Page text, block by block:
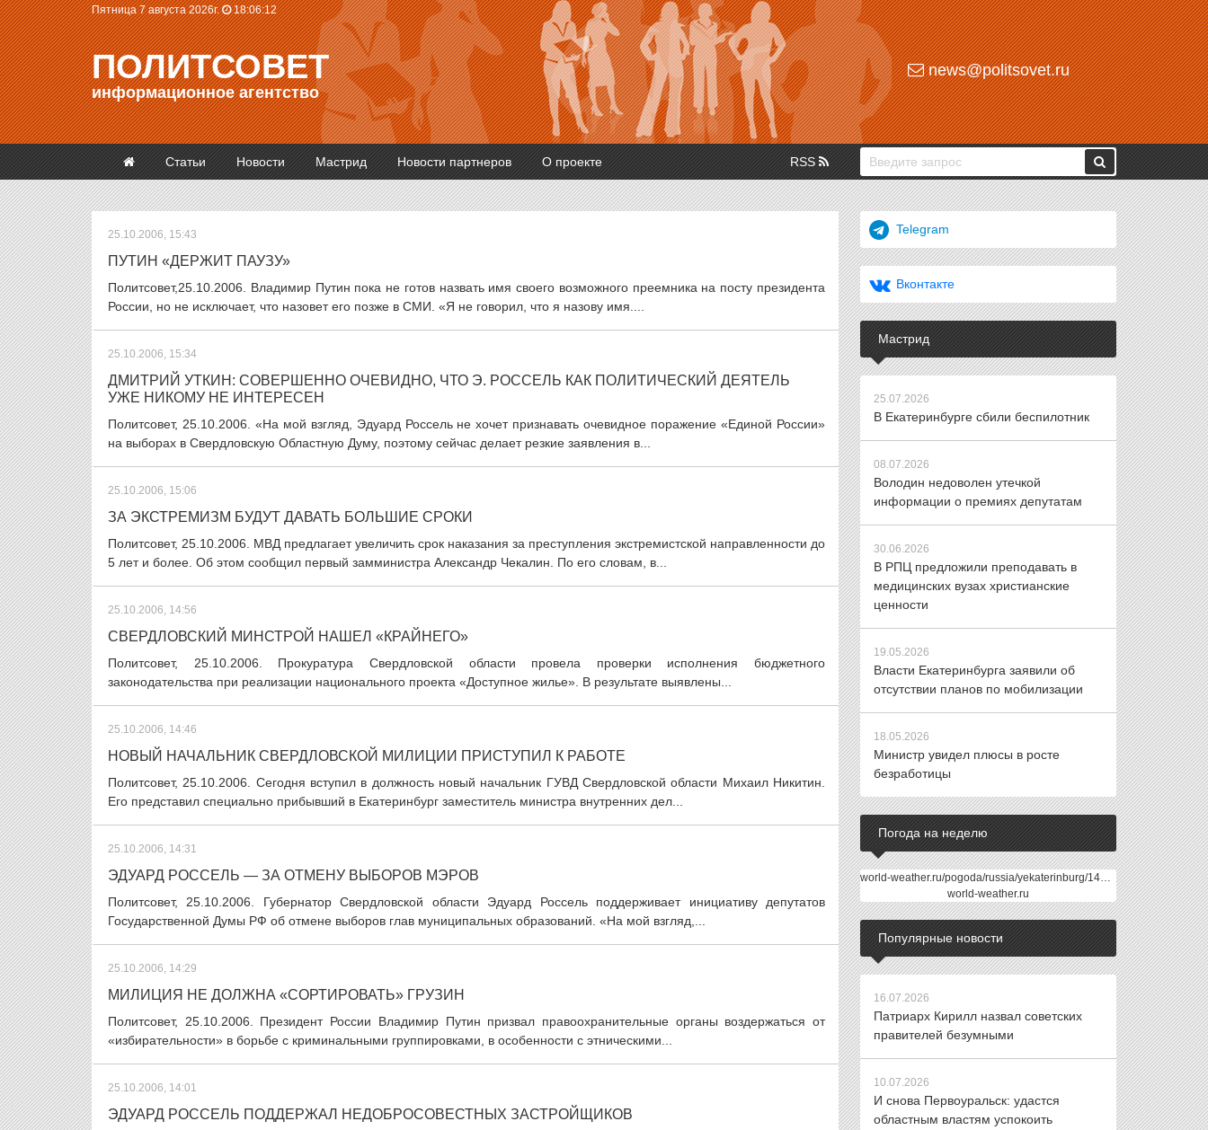
Пятница 7 августа 2026г. 18:06:13
ПОЛИТСОВЕТ
информационное агентство
news@politsovet.ru
Статьи Новости Мастрид Новости партнеров О проекте RSS
25.10.2006, 15:43
ПУТИН «ДЕРЖИТ ПАУЗУ»
Политсовет,25.10.2006. Владимир Путин пока не готов назвать имя своего возможного преемника на посту президента
России, но не исключает, что назовет его позже в СМИ. «Я не говорил, что я назову имя....
25.10.2006, 15:34
ДМИТРИЙ УТКИН: СОВЕРШЕННО ОЧЕВИДНО, ЧТО Э. РОССЕЛЬ КАК ПОЛИТИЧЕСКИЙ ДЕЯТЕЛЬ
УЖЕ НИКОМУ НЕ ИНТЕРЕСЕН
Политсовет, 25.10.2006. «На мой взгляд, Эдуард Россель не хочет признавать очевидное поражение «Единой России»
на выборах в Свердловскую Областную Думу, поэтому сейчас делает резкие заявления в...
25.10.2006, 15:06
ЗА ЭКСТРЕМИЗМ БУДУТ ДАВАТЬ БОЛЬШИЕ СРОКИ
Политсовет, 25.10.2006. МВД предлагает увеличить срок наказания за преступления экстремистской направленности до
5 лет и более. Об этом сообщил первый замминистра Александр Чекалин. По его словам, в...
25.10.2006, 14:56
СВЕРДЛОВСКИЙ МИНСТРОЙ НАШЕЛ «КРАЙНЕГО»
Политсовет, 25.10.2006. Прокуратура Свердловской области провела проверки исполнения бюджетного
законодательства при реализации национального проекта «Доступное жилье». В результате выявлены...
25.10.2006, 14:46
НОВЫЙ НАЧАЛЬНИК СВЕРДЛОВСКОЙ МИЛИЦИИ ПРИСТУПИЛ К РАБОТЕ
Политсовет, 25.10.2006. Сегодня вступил в должность новый начальник ГУВД Свердловской области Михаил Никитин.
Его представил специально прибывший в Екатеринбург заместитель министра внутренних дел...
25.10.2006, 14:31
ЭДУАРД РОССЕЛЬ — ЗА ОТМЕНУ ВЫБОРОВ МЭРОВ
Политсовет, 25.10.2006. Губернатор Свердловской области Эдуард Россель поддерживает инициативу депутатов
Государственной Думы РФ об отмене выборов глав муниципальных образований. «На мой взгляд,...
25.10.2006, 14:29
МИЛИЦИЯ НЕ ДОЛЖНА «СОРТИРОВАТЬ» ГРУЗИН
Политсовет, 25.10.2006. Президент России Владимир Путин призвал правоохранительные органы воздержаться от
«избирательности» в борьбе с криминальными группировками, в особенности с этническими...
25.10.2006, 14:01
ЭДУАРД РОССЕЛЬ ПОДДЕРЖАЛ НЕДОБРОСОВЕСТНЫХ ЗАСТРОЙЩИКОВ
Telegram
Вконтакте
Мастрид
25.07.2026
В Екатеринбурге сбили беспилотник
08.07.2026
Володин недоволен утечкой
информации о премиях депутатам
30.06.2026
В РПЦ предложили преподавать в
медицинских вузах христианские
ценности
19.05.2026
Власти Екатеринбурга заявили об
отсутствии планов по мобилизации
18.05.2026
Министр увидел плюсы в росте
безработицы
Погода на неделю
world-weather.ru/pogoda/russia/yekaterinburg/14days/
world-weather.ru
Популярные новости
16.07.2026
Патриарх Кирилл назвал советских
правителей безумными
10.07.2026
И снова Первоуральск: удастся
областным властям успокоить